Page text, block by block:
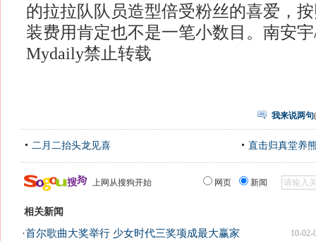
的拉拉队队员造型倍受粉丝的喜爱，
装费用肯定也不是一笔小数目。南安
Mydaily禁止转载
我来说两句(
二月二抬头龙见喜 直击归真堂养
上网从搜狗开始 网页 新闻
相关新闻
10-02-
·首尔歌曲大奖举行 少女时代三奖项成最大赢家